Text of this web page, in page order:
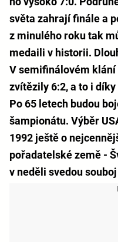
světa zahrají finále a
z minulého roku tak
medaili v historii.
V semifinálovém
zvítězily 6:2, a to i
Po 65 letech budou
šampionátu. Výběr
1992 ještě o
pořadatelské země -
v neděli svedou